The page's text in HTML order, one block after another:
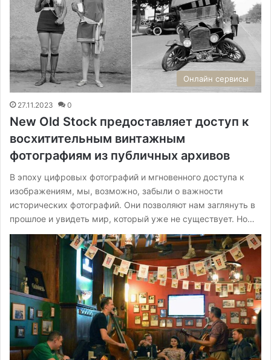
Онлайн сервисы
27.11.2023 0
New Old Stock предоставляет доступ к
восхитительным винтажным
фотографиям из публичных архивов
В эпоху цифровых фотографий и мгновенного доступа к
изображениям, мы, возможно, забыли о важности
исторических фотографий. Они позволяют нам заглянуть в
прошлое и увидеть мир, который уже не существует. Но…